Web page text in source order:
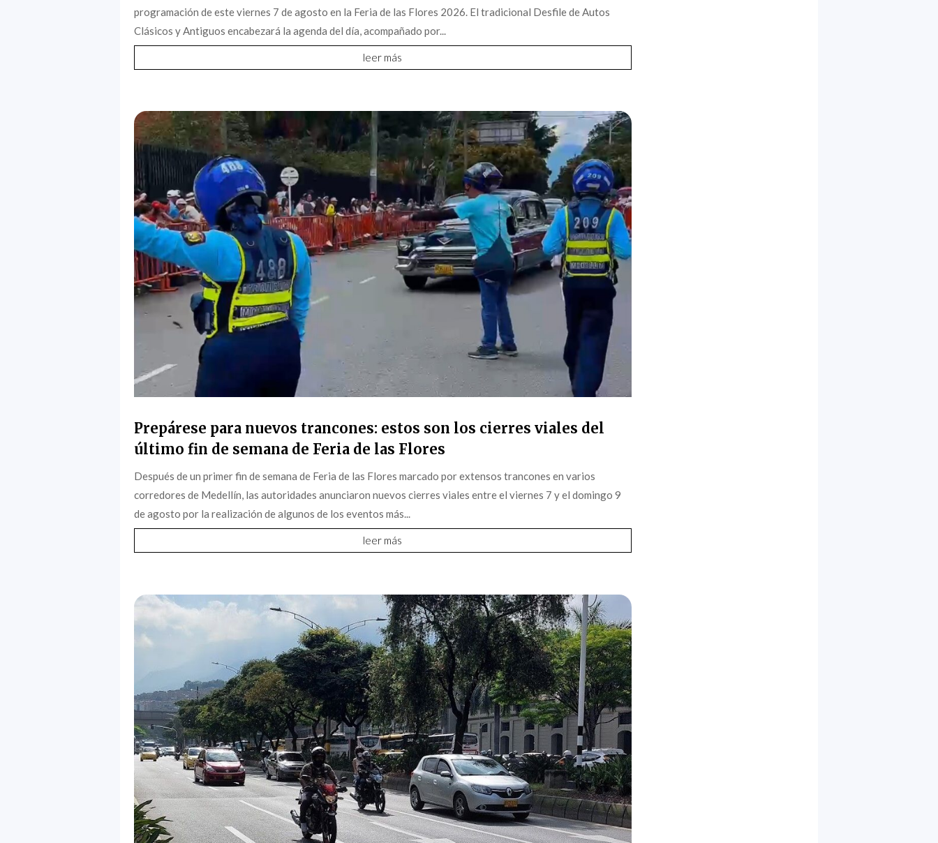
programación de este viernes 7 de agosto en la Feria de las Flores 2026. El tradicional Desfile de Autos
Clásicos y Antiguos encabezará la agenda del día, acompañado por...
leer más
Prepárese para nuevos trancones: estos son los cierres viales del
último fin de semana de Feria de las Flores
Después de un primer fin de semana de Feria de las Flores marcado por extensos trancones en varios
corredores de Medellín, las autoridades anunciaron nuevos cierres viales entre el viernes 7 y el domingo 9
de agosto por la realización de algunos de los eventos más...
leer más